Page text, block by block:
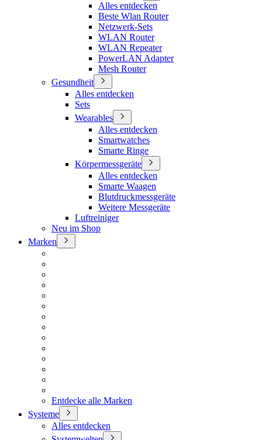
Alles entdecken
Beste Wlan Router
Netzwerk-Sets
WLAN Router
WLAN Repeater
PowerLAN Adapter
Mesh Router
Gesundheit
Alles entdecken
Sets
Wearables
Alles entdecken
Smartwatches
Smarte Ringe
Körpermessgeräte
Alles entdecken
Smarte Waagen
Blutdruckmessgeräte
Weitere Messgeräte
Luftreiniger
Neu im Shop
Marken
Entdecke alle Marken
Systeme
Alles entdecken